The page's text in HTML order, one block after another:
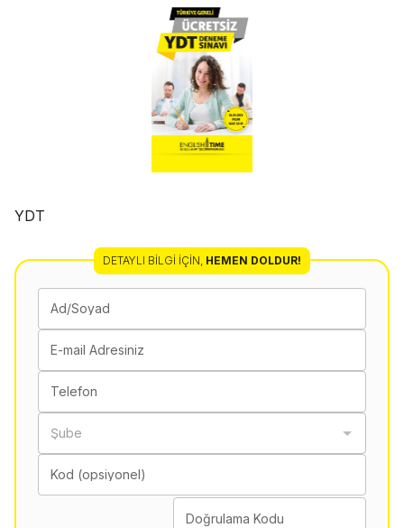
YDT
DETAYLI BILGI İÇIN HEMEN DOLDUR!
Ad/Soyad
E-mail Adresiniz
Telefon
Şube
Kod (opsiyonel)
Doğrulama Kodu